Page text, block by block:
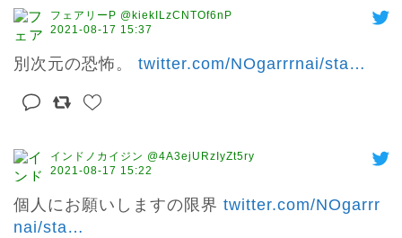
フェアリーP @kiekILzCNTOf6nP
2021-08-17 15:37
別次元の恐怖。 twitter.com/NOgarrrnai/sta…
インドノカイジン @4A3ejURzIyZt5ry
2021-08-17 15:22
個人にお願いしますの限界 twitter.com/NOgarrr
nai/sta…